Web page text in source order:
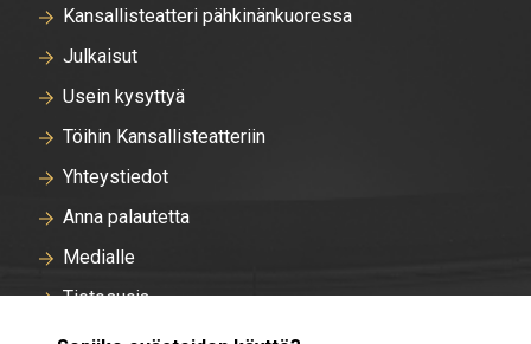
Kansallisteatteri pähkinänkuoressa
Julkaisut
Usein kysyttyä
Töihin Kansallisteatteriin
Yhteystiedot
Anna palautetta
Medialle
Tietosuoja
Tallentavan kameravalvonnan rekisteriseloste